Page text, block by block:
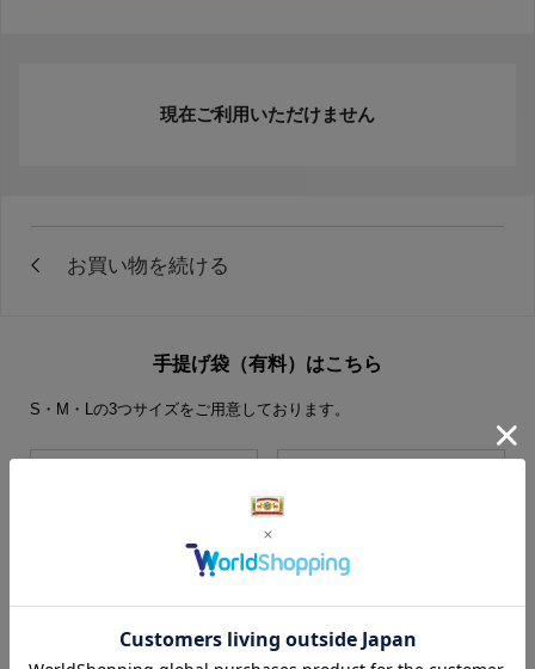
現在ご利用いただけません
手提げ袋（有料）はこちら
S・M・Lの3つサイズをご用意しております。